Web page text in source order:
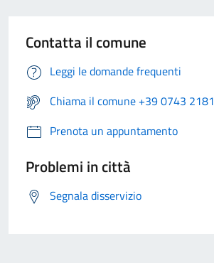
Contatta il comune
Leggi le domande frequenti
Chiama il comune +39 0743 2181
Prenota un appuntamento
Problemi in città
Segnala disservizio